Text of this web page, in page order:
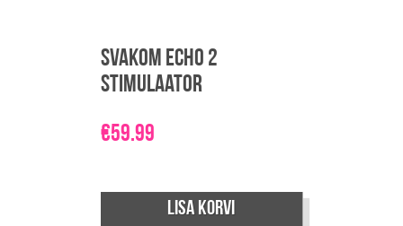
Svakom Echo 2
stimulaator
€59.99
Lisa korvi